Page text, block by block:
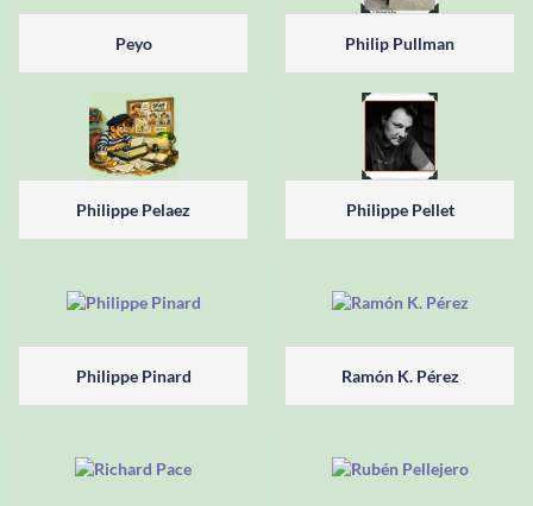
Peyo Philip Pullman
Philippe Pelaez Philippe Pellet
Philippe Pinard Ramón K. Pérez